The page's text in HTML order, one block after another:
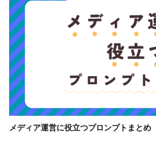
メディア運営に役立つプロンプトまとめ